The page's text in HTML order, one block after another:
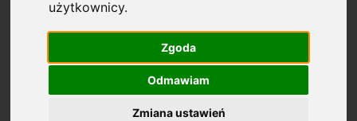
użytkownicy.
Zgoda
Odmawiam
Zmiana ustawień
Opcje przeglądania